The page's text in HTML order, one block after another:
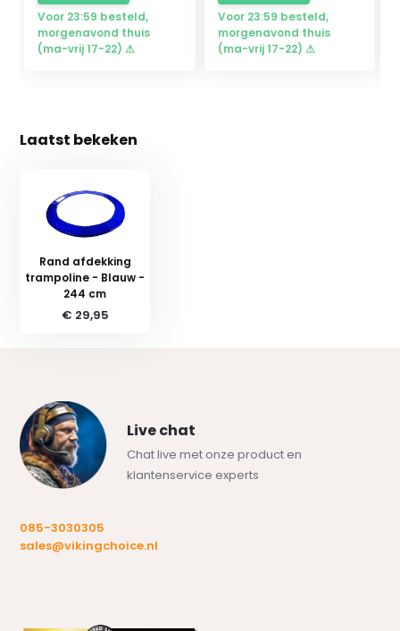
Voor 23:59 besteld,
morgenavond thuis
(ma-vrij 17-22) ⚠
Voor 23:59 besteld,
morgenavond thuis
(ma-vrij 17-22) ⚠
Laatst bekeken
Rand afdekking
trampoline - Blauw -
244 cm
€ 29,95
Live chat
Chat live met onze product en
klantenservice experts
085-3030305
sales@vikingchoice.nl